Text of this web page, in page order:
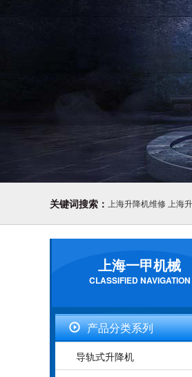
关键词搜索： 上海升降机维修 上海
上海一甲机械
CLASSIFIED NAVIGATION
产品分类系列
导轨式升降机